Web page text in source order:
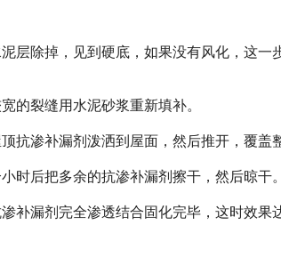
层除掉，见到硬底，如果没有风化，这一
的裂缝用水泥砂浆重新填补。
抗渗补漏剂泼洒到屋面，然后推开，覆盖
小时后把多余的抗渗补漏剂擦干，然后晾干。
补漏剂完全渗透结合固化完毕，这时效果